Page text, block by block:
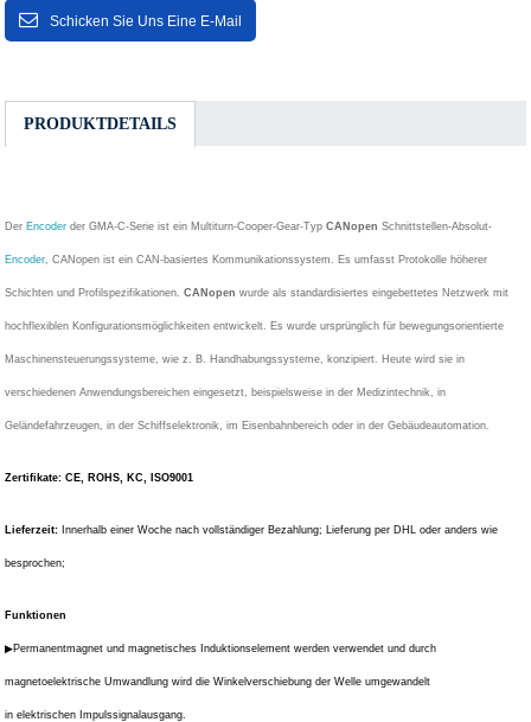
Schicken Sie Uns Eine E-Mail
PRODUKTDETAILS
Der Encoder der GMA-C-Serie ist ein Multiturn-Cooper-Gear-TypCANopen Schnittstellen-Absolut-
Encoder , CANopen ist ein CAN-basiertes Kommunikationssystem. Es umfasst Protokolle höherer
Schichten und Profilspezifikationen.CANopen wurde als standardisiertes eingebettetes Netzwerk mit
hochflexiblen Konfigurationsmöglichkeiten entwickelt. Es wurde ursprünglich für bewegungsorientierte
Maschinensteuerungssysteme, wie z. B. Handhabungssysteme, konzipiert. Heute wird sie in
verschiedenen Anwendungsbereichen eingesetzt, beispielsweise in der Medizintechnik, in
Geländefahrzeugen, in der Schiffselektronik, im Eisenbahnbereich oder in der Gebäudeautomation.
Zertifikate: CE, ROHS, KC, ISO9001
Lieferzeit: Innerhalb einer Woche nach vollständiger Bezahlung; Lieferung per DHL oder anders wie
besprochen;
Funktionen
▶Permanentmagnet und magnetisches Induktionselement werden verwendet und durch
magnetoelektrische Umwandlung wird die Winkelverschiebung der Welle umgewandelt
in elektrischen Impulssignalausgang.